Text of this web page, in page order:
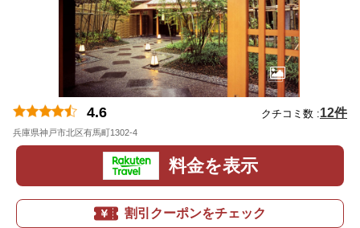
4.6 クチコミ数 :12件
兵庫県神戸市北区有馬町1302-4
料金を表示
割引クーポンをチェック